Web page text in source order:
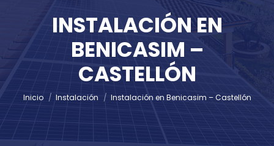
INSTALACIÓN EN
BENICASIM –
CASTELLÓN
Estás aquí:
Inicio Instalación Instalación en Benicasim – Castellón